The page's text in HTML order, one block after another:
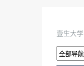
壹生大学